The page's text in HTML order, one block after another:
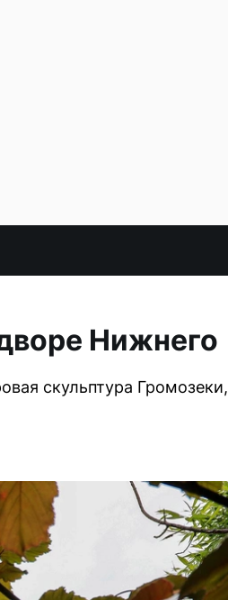
Нижнего
скульптура Громозеки,